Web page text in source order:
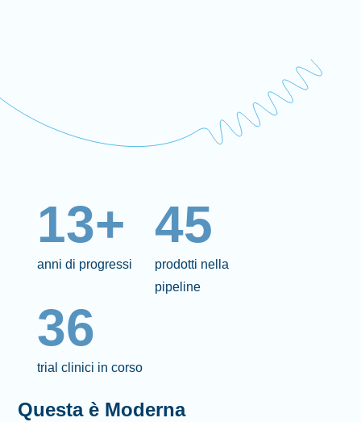
13+
anni di progressi
45
prodotti nella
pipeline
36
trial clinici in corso
Questa è Moderna